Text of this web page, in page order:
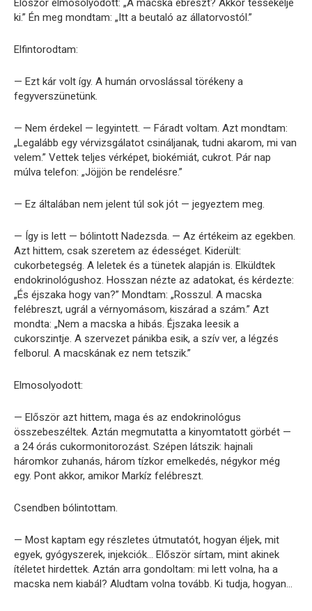
Először elmosolyodott: „A macska ébreszt? Akkor tessékelje
ki.” Én meg mondtam: „Itt a beutaló az állatorvostól.”
Elfintorodtam:
— Ezt kár volt így. A humán orvoslással törékeny a
fegyverszünetünk.
— Nem érdekel — legyintett. — Fáradt voltam. Azt mondtam:
„Legalább egy vérvizsgálatot csináljanak, tudni akarom, mi van
velem.” Vettek teljes vérképet, biokémiát, cukrot. Pár nap
múlva telefon: „Jöjjön be rendelésre.”
— Ez általában nem jelent túl sok jót — jegyeztem meg.
— Így is lett — bólintott Nadezsda. — Az értékeim az egekben.
Azt hittem, csak szeretem az édességet. Kiderült:
cukorbetegség. A leletek és a tünetek alapján is. Elküldtek
endokrinológushoz. Hosszan nézte az adatokat, és kérdezte:
„És éjszaka hogy van?” Mondtam: „Rosszul. A macska
felébreszt, ugrál a vérnyomásom, kiszárad a szám.” Azt
mondta: „Nem a macska a hibás. Éjszaka leesik a
cukorszintje. A szervezet pánikba esik, a szív ver, a légzés
felborul. A macskának ez nem tetszik.”
Elmosolyodott:
— Először azt hittem, maga és az endokrinológus
összebeszéltek. Aztán megmutatta a kinyomtatott görbét —
a 24 órás cukormonitorozást. Szépen látszik: hajnali
háromkor zuhanás, három tízkor emelkedés, négykor még
egy. Pont akkor, amikor Markíz felébreszt.
Csendben bólintottam.
— Most kaptam egy részletes útmutatót, hogyan éljek, mit
egyek, gyógyszerek, injekciók… Először sírtam, mint akinek
ítéletet hirdettek. Aztán arra gondoltam: mi lett volna, ha a
macska nem kiabál? Aludtam volna tovább. Ki tudja, hogyan…